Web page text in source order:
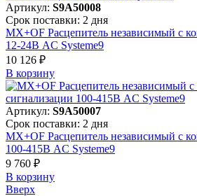
Артикул: S9A50008
Срок поставки: 2 дня
MX+OF Расцепитель независимый с
12-24В AC Systeme9
10 126 ₽
В корзинy
Артикул: S9A50007
Срок поставки: 2 дня
MX+OF Расцепитель независимый с
100-415В AC Systeme9
9 760 ₽
В корзинy
Вверх